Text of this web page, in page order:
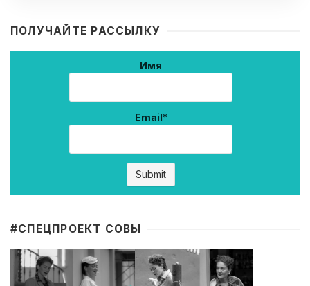
ПОЛУЧАЙТЕ РАССЫЛКУ
Имя
Email*
#CПЕЦПРОЕКТ СОВЫ